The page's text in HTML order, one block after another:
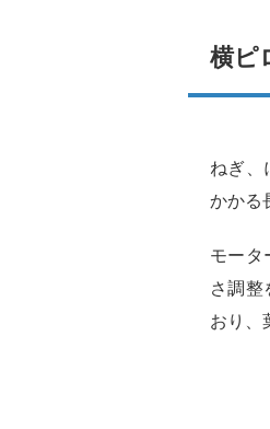
横ピ
ねぎ、
かかる
モータ
さ調整
おり、